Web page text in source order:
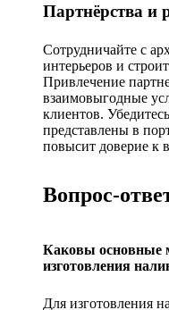
Партнёрства и
Сотрудничайте с
интерьеров и
Привлечение
взаимовыгодные
клиентов.
представлены в
повысит доверие к
Вопрос-
Каковы основные
изготовления
Для изготовления